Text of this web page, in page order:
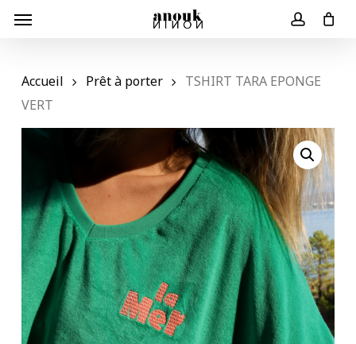
Menu
Accueil Prêt à porter
TSHIRT TARA EPONGE
VERT